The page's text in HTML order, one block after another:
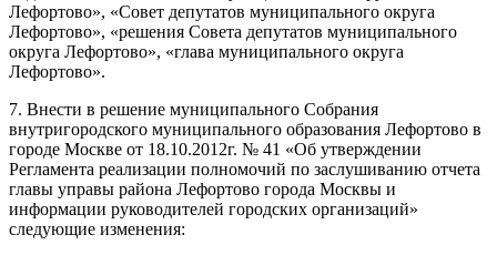
Лефортово», «Совет депутатов муниципального округа
Лефортово», «решения Совета депутатов муниципального
округа Лефортово», «глава муниципального округа
Лефортово».
7. Внести в решение муниципального Собрания
внутригородского муниципального образования Лефортово в
городе Москве от 18.10.2012г. № 41 «Об утверждении
Регламента реализации полномочий по заслушиванию отчета
главы управы района Лефортово города Москвы и
информации руководителей городских организаций»
следующие изменения: